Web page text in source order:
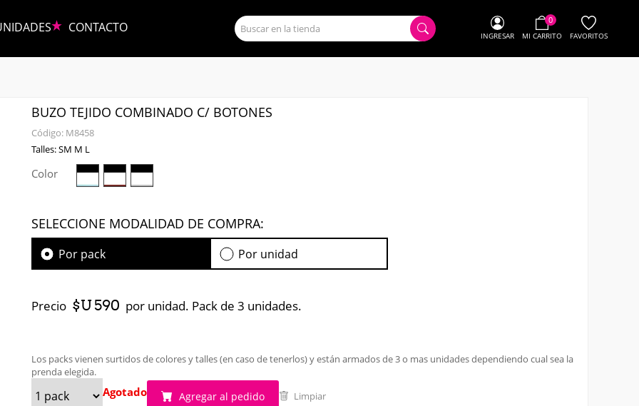
0
MI CARRITO FAVORITOS
INGRESAR
CONTACTO
BUZO TEJIDO COMBINADO C/ BOTONES
Código: M8458
Talles: SM M L
Color
SELECCIONE MODALIDAD DE COMPRA:
Por pack Por unidad
Precio $U 590 por unidad. Pack de 3 unidades.
Los packs vienen surtidos de colores y talles (en caso de tenerlos) y están armados de 3 o mas unidades dependiendo cual sea la
prenda elegida.
Agotado Agregar al pedido Limpiar